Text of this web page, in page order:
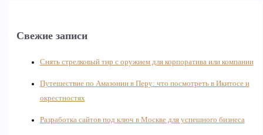
Свежие записи
Снять стрелковый тир с оружием для корпоратива или компании
Путешествие по Амазонии в Перу: что посмотреть в Икитосе и
окрестностях
Разработка сайтов под ключ в Москве для успешного бизнеса